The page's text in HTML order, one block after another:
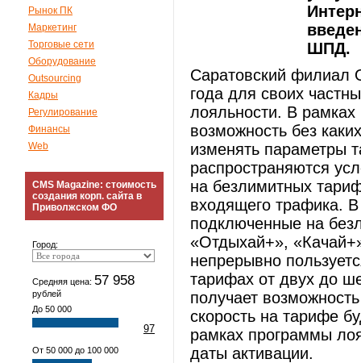
Рынок ПК
Маркетинг
Торговые сети
Оборудование
Outsourcing
Кадры
Регулирование
Финансы
Web
CMS Magazine: стоимость
создания корп. сайта в
Приволжском ФО
Город:
Средняя цена: 57 958
рублей
До 50 000
97
От 50 000 до 100 000
ШПД.
Саратовский филиал
года для своих
лояльности. В
возможность без
изменять параметры
распространяются
на безлимитных
входящего трафика.
подключенные на
«Отдыхай+»,
непрерывно
тарифах от двух до
получает
скорость на тарифе
рамках программы
даты активации.